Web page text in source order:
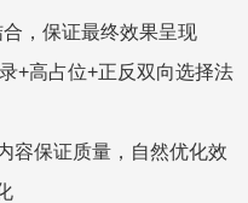
合，保证最终效果呈现
+高占位+正反双向选择法
容保证质量，自然优化效